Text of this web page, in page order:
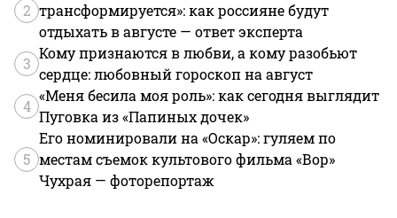
2 трансформируется»: как россияне будут
отдыхать в августе — ответ эксперта
3
Кому признаются в любви, а кому разобьют
сердце: любовный гороскоп на август
4
«Меня бесила моя роль»: как сегодня выглядит
Пуговка из «Папиных дочек»
5
Его номинировали на «Оскар»: гуляем по
местам съемок культового фильма «Вор»
Чухрая — фоторепортаж